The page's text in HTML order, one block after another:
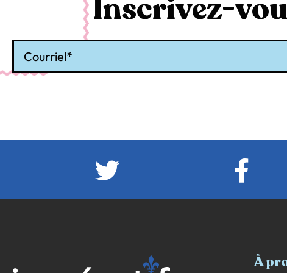
Inscrivez-
À